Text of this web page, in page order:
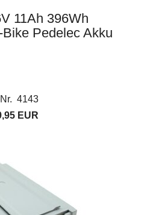
11Ah 396Wh
Pedelec Akku
4143
EUR